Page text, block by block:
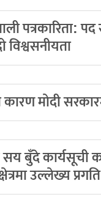
पत्रकारिता: पद र
कारण मोदी
बुँदे कार्यसूची
उल्लेख्य प्रगति